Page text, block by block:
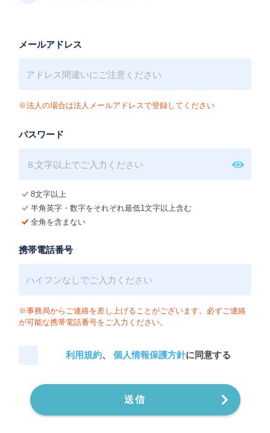
メールアドレス
※法人の場合は法人メールアドレスで登録してください
パスワード
8文字以上
半角英字・数字をそれぞれ最低1文字以上含む
全角を含まない
携帯電話番号
※事務局からご連絡を差し上げることがございます。必ずご連絡
が可能な携帯電話番号をご入力ください。
利用規約、 個人情報保護方針に同意する
送信